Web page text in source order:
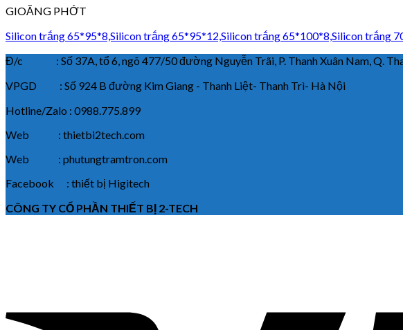
GIOĂNG PHỚT
Silicon trắng 65*95*8,Silicon trắng 65*95*12,Silicon trắng 65*100*8,Silicon trắng
Đ/c : Số 37A, tổ 6, ngõ 477/50 đường Nguyễn Trãi, P. Thanh Xuân Nam, Q.
VPGD : Số 924 B đường Kim Giang - Thanh Liệt- Thanh Trì- Hà Nội
Hotline/Zalo : 0988.775.899
Web : thietbi2tech.com
Web : phutungtramtron.com
Facebook : thiết bị Higitech
CÔNG TY CỔ PHẦN THIẾT BỊ 2-TECH